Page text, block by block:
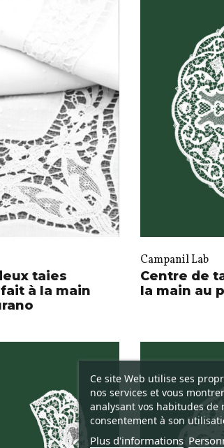
taies
à la main
Campanil Lab
Centre de
la main au
Ce site Web utilise ses
nos services et vous
analysant vos habitudes de
consentement à son
Plus d'informations